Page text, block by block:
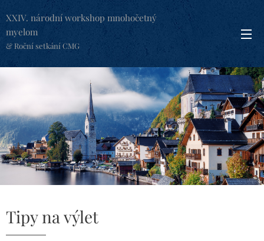
XXIV. národní workshop mnohočetný
myelom
& Roční setkání CMG
Tipy na výlet